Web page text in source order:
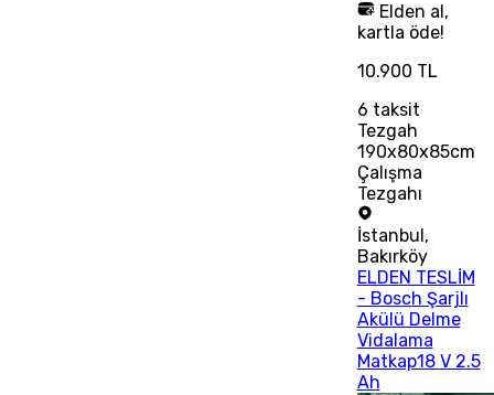
Elden al,
kartla öde!
10.900 TL
6 taksit
Tezgah
190x80x85cm
Çalışma
Tezgahı
İstanbul ,
Bakırköy
ELDEN TESLİM
- Bosch Şarjlı
Akülü Delme
Vidalama
Matkap18 V 2.5
Ah